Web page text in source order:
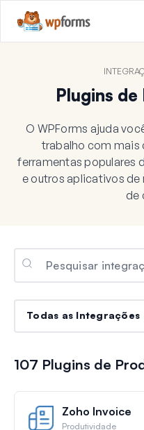
Plugins
O WPForms ajuda
trabalho com mais
ferramentas populares
e outros aplicativos
de
Categorias
Categorias
107 Plugins de
Zoho Invoice
Produtividade